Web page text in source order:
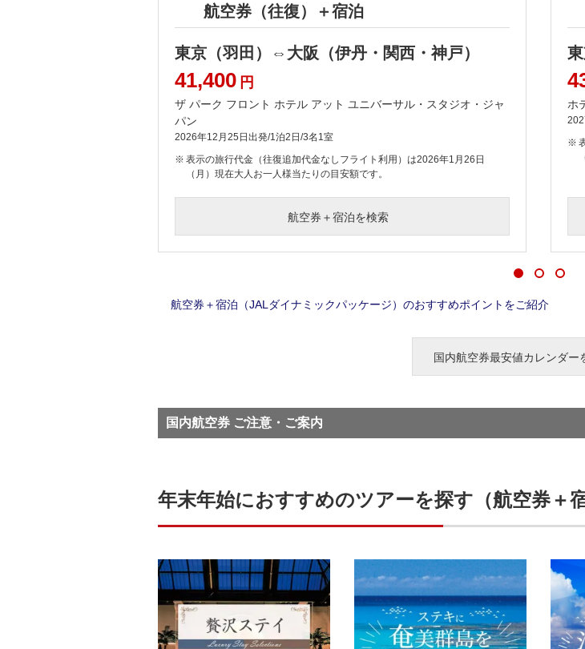
航空券（往復）＋宿泊
東京（羽田）⇔大阪（伊丹・関西・神戸）
41,400 円
ザ パーク フロント ホテル アット ユニバーサル・スタジオ・ジャ
パン
2026年12月25日出発/1泊2日/3名1室
表示の旅行代金（往復追加代金なしフライト利用）は2026年1月26日
（月）現在大人お一人様当たりの目安額です。
航空券＋宿泊を検索
ホ
航空券＋宿泊（JALダイナミックパッケージ）のおすすめポイントをご紹介
国内航空券最安値カレンダー
国内航空券 ご注意・ご案内
年末年始におすすめのツアーを探す（航空券＋宿